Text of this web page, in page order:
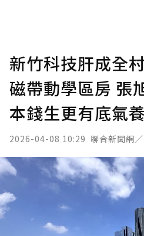
新竹科技肝成全
磁帶動學區房 張
本錢生更有底氣養
2026-04-08 10:29 聯合新聞網／